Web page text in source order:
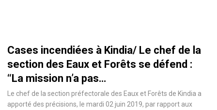
Cases incendiées à Kindia/ Le chef de la
section des Eaux et Forêts se défend :
‘‘La mission n’a pas…
Le chef de la section préfectorale des Eaux et Forêts de Kindia a
apporté des précisions, le mardi 02 juin 2019, par rapport aux